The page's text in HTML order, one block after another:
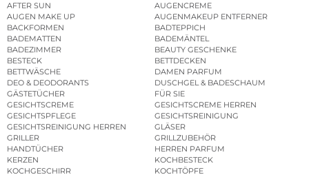
AFTER SUN
AUGENCREME
AUGEN MAKE UP
AUGENMAKEUP ENTFERNER
BACKFORMEN
BADTEPPICH
BADEMATTEN
BADEMÄNTEL
BADEZIMMER
BEAUTY GESCHENKE
BESTECK
BETTDECKEN
BETTWÄSCHE
DAMEN PARFUM
DEO & DEODORANTS
DUSCHGEL & BADESCHAUM
GÄSTETÜCHER
FÜR SIE
GESICHTSCREME
GESICHTSCREME HERREN
GESICHTSPFLEGE
GESICHTSREINIGUNG
GESICHTSREINIGUNG HERREN
GLÄSER
GRILLER
GRILLZUBEHÖR
HANDTÜCHER
HERREN PARFUM
KERZEN
KOCHBESTECK
KOCHGESCHIRR
KOCHTÖPFE